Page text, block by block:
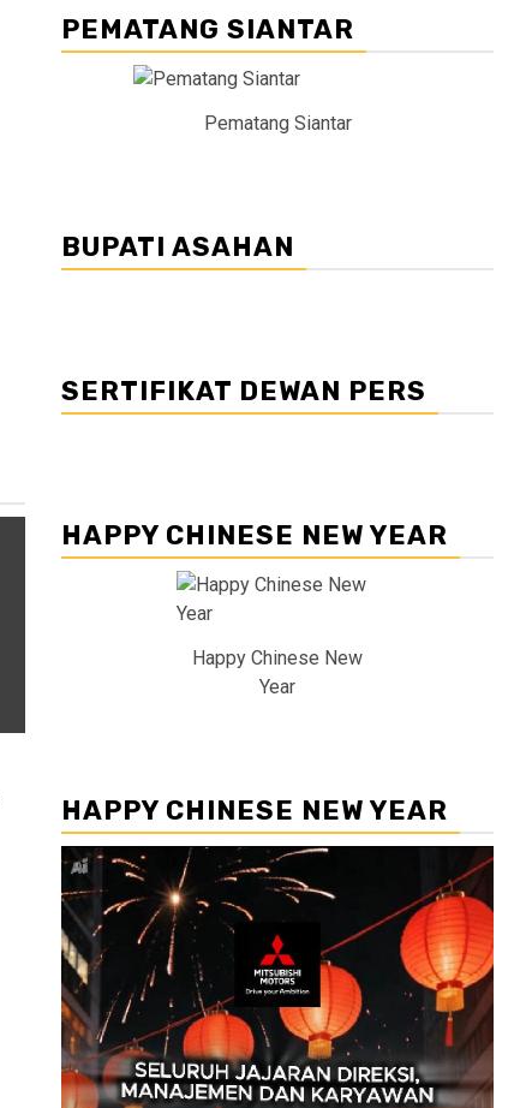
PEMATANG SIANTAR
Pematang Siantar
BUPATI ASAHAN
SERTIFIKAT DEWAN PERS
HAPPY CHINESE NEW YEAR
Happy Chinese New
Year
HAPPY CHINESE NEW YEAR
Pemutar
Video